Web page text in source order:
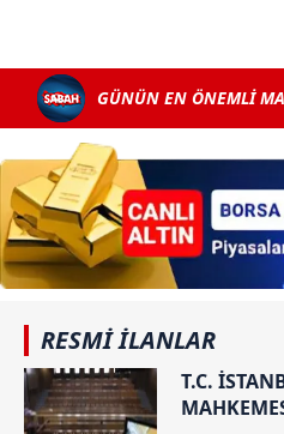
GÜNÜN EN ÖNEMLİ
RESMİ İLANLAR
T.C.